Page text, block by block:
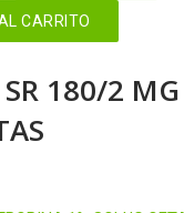
CARRITO
SR 180/2